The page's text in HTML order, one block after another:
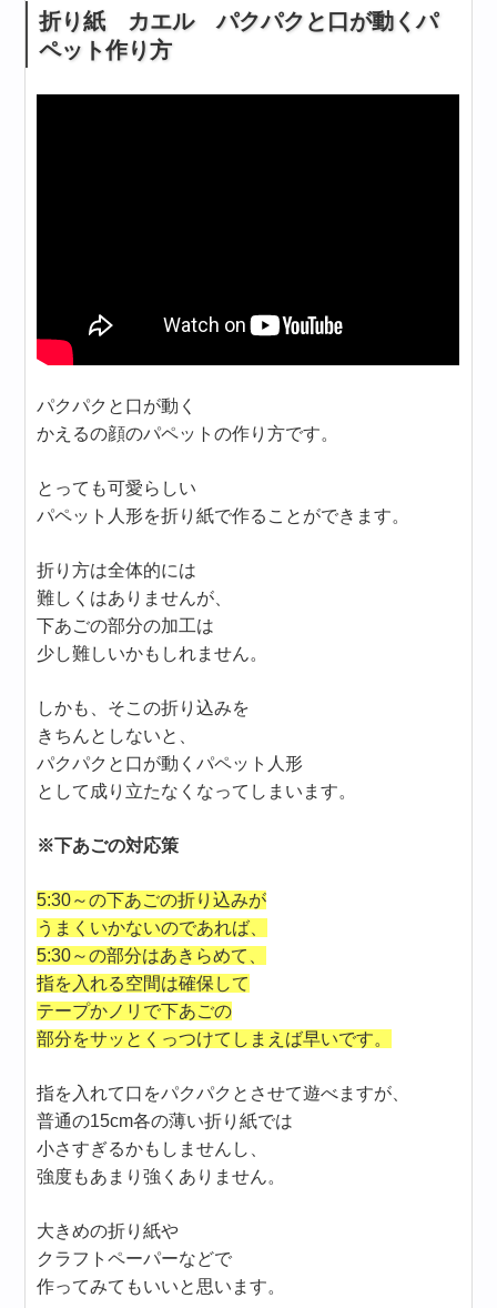
折り紙 カエル パクパクと口が動くパ
ペット作り方
パクパクと口が動く
かえるの顔のパペットの作り方です。
とっても可愛らしい
パペット人形を折り紙で作ることができます。
折り方は全体的には
難しくはありませんが、
下あごの部分の加工は
少し難しいかもしれません。
しかも、そこの折り込みを
きちんとしないと、
パクパクと口が動くパペット人形
として成り立たなくなってしまいます。
※下あごの対応策
5:30～の下あごの折り込みが
うまくいかないのであれば、
5:30～の部分はあきらめて、
指を入れる空間は確保して
テープかノリで下あごの
部分をサッとくっつけてしまえば早いです。
指を入れて口をパクパクとさせて遊べますが、
普通の15cm各の薄い折り紙では
小さすぎるかもしませんし、
強度もあまり強くありません。
大きめの折り紙や
クラフトペーパーなどで
作ってみてもいいと思います。